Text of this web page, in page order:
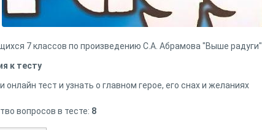
7 классов по произведению С.А. Абрамова "Выше радуги"
к тесту
онлайн тест и узнать о главном герое, его снах и желаниях
вопросов в тесте: 8